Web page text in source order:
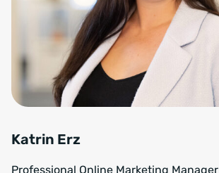
Katrin Erz
Professional Online Marketing Manager